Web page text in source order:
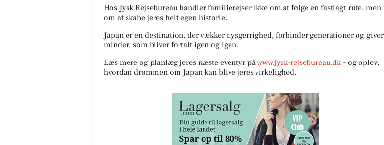
Hos Jysk Rejsebureau handler familierejser ikke om at følge en fastlagt rute, men
om at skabe jeres helt egen historie.
Japan er en destination, der vækker nysgerrighed, forbinder generationer og giver
minder, som bliver fortalt igen og igen.
Læs mere og planlæg jeres næste eventyr påwww.jysk-rejsebureau.dk– og oplev,
hvordan drømmen om Japan kan blive jeres virkelighed.